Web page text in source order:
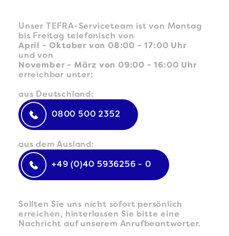
Unser TEFRA-Serviceteam ist von Montag
bis Freitag telefonisch von
April - Oktober von 08:00 - 17:00 Uhr
und von
November - März von 09:00 - 16:00 Uhr
erreichbar unter:
aus Deutschland:
0800 500 2352
aus dem Ausland:
+49 (0)40 5936256 - 0
Sollten Sie uns nicht sofort persönlich
erreichen, hinterlassen Sie bitte eine
Nachricht auf unserem Anrufbeantworter.